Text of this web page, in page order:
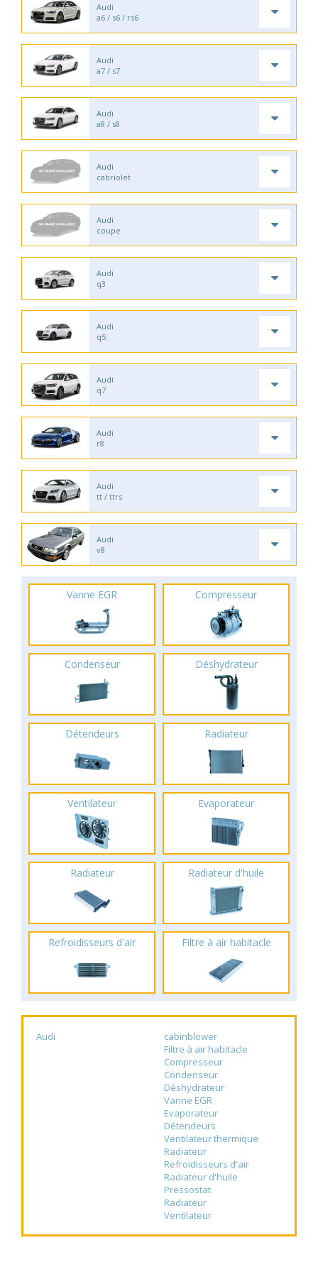
Audi
a6 / s6 / rs6
Audi
a7 / s7
Audi
a8 / s8
Audi
cabriolet
Audi
coupe
Audi
q3
Audi
q5
Audi
q7
Audi
r8
Audi
tt / ttrs
Audi
v8
Vanne EGR Compresseur
Condenseur Déshydrateur
Détendeurs Radiateur
Ventilateur Evaporateur
Radiateur Radiateur d'huile
Refroidisseurs d'air Filtre à air habitacle
Audi
cabinblower
Filtre à air habitacle
Compresseur
Condenseur
Déshydrateur
Vanne EGR
Evaporateur
Détendeurs
Ventilateur thermique
Radiateur
Refroidisseurs d'air
Radiateur d'huile
Pressostat
Radiateur
Ventilateur